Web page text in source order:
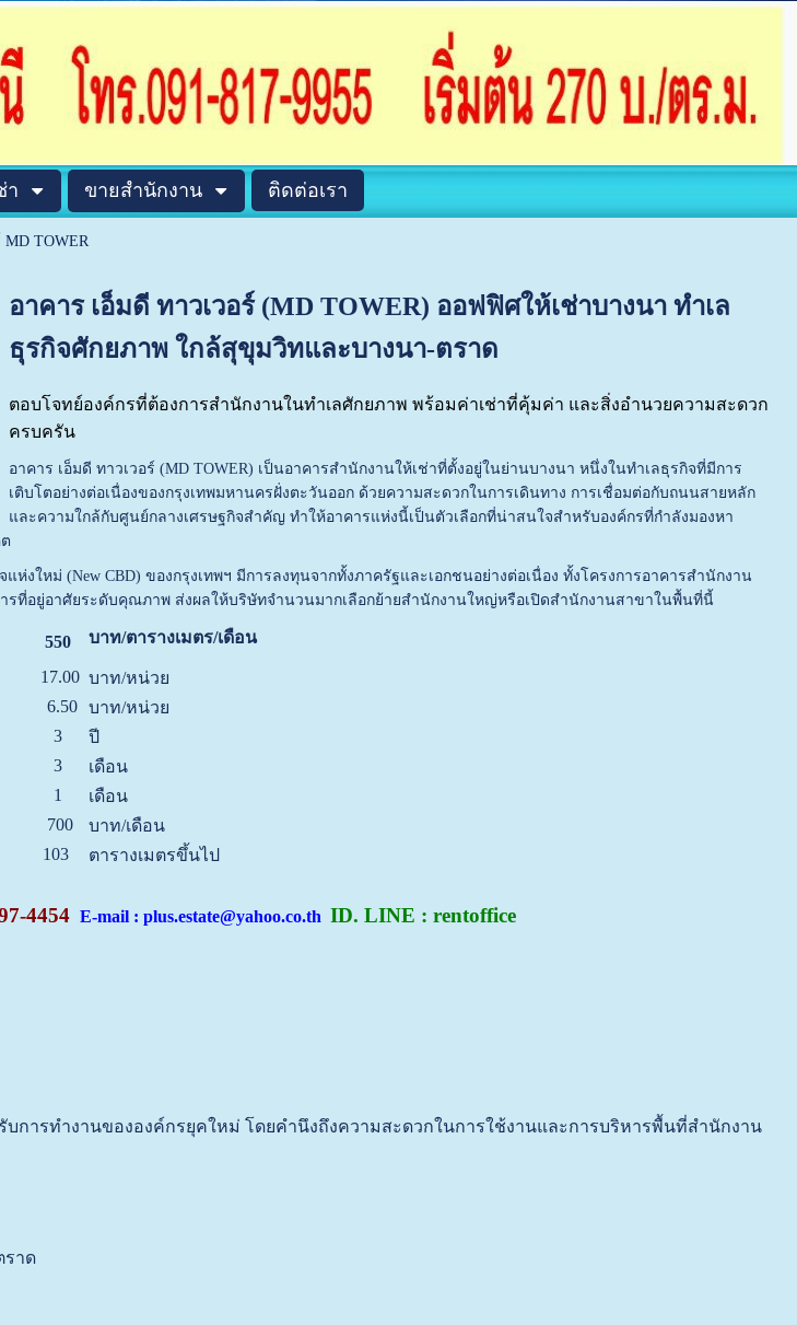
า ขายสำนักงาน ติดต่อเรา
TOWER
อาคาร เอ็มดี ทาวเวอร์ (MD TOWER) ออฟฟิศให้เช่าบางนา ทำเล
ธุรกิจศักยภาพ ใกล้สุขุมวิทและบางนา-ตราด
ตอบโจทย์องค์กรที่ต้องการสำนักงานในทำเลศักยภาพ พร้อมค่าเช่าที่คุ้มค่า และสิ่งอำนวยความสะดวก
ครบครัน
อาคาร เอ็มดี ทาวเวอร์ (MD TOWER) เป็นอาคารสำนักงานให้เช่าที่ตั้งอยู่ในย่านบางนา หนึ่งในทำเลธุรกิจที่มีการ
เติบโตอย่างต่อเนื่องของกรุงเทพมหานครฝั่งตะวันออก ด้วยความสะดวกในการเดินทาง การเชื่อมต่อกับถนนสายหลัก
และความใกล้กับศูนย์กลางเศรษฐกิจสำคัญ ทำให้อาคารแห่งนี้เป็นตัวเลือกที่น่าสนใจสำหรับองค์กรที่กำลังมองหา
งใหม่ (New CBD) ของกรุงเทพฯ มีการลงทุนจากทั้งภาครัฐและเอกชนอย่างต่อเนื่อง ทั้งโครงการอาคารสำนักงาน
ที่อยู่อาศัยระดับคุณภาพ ส่งผลให้บริษัทจำนวนมากเลือกย้ายสำนักงานใหญ่หรือเปิดสำนักงานสาขาในพื้นที่นี้
550 บาท/ตารางเมตร/เดือน
17.00 บาท/หน่วย
6.50 บาท/หน่วย
3
ปี
3
เดือน
1
เดือน
700
บาท/เดือน
103
ตารางเมตรขึ้นไป
4454 E-mail : plus.estate@yahoo.co.th ID. LINE : rentoffice
บการทำงานขององค์กรยุคใหม่ โดยคำนึงถึงความสะดวกในการใช้งานและการบริหารพื้นที่สำนักงาน
ราด